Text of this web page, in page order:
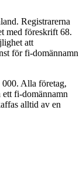
Registrarerna
med föreskrift 68.
att
för fi-domännamn
000. Alla företag,
ett fi-domännamn
alltid av en